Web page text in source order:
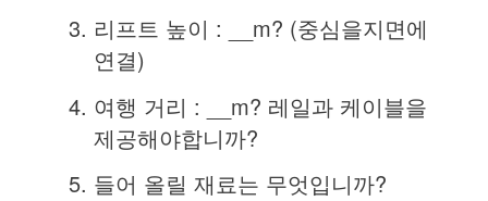
리프트 높이 : __m? (중심을지면에
연결)
여행 거리 : __m? 레일과 케이블을
제공해야합니까?
들어 올릴 재료는 무엇입니까?